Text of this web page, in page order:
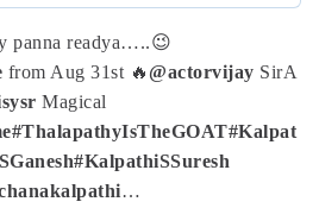
panna readya…..😉
from Aug 31st 🔥 @actorvijay SirA
Magical
#ThalapathyIsTheGOAT#Kalpat
#KalpathiSSuresh
…